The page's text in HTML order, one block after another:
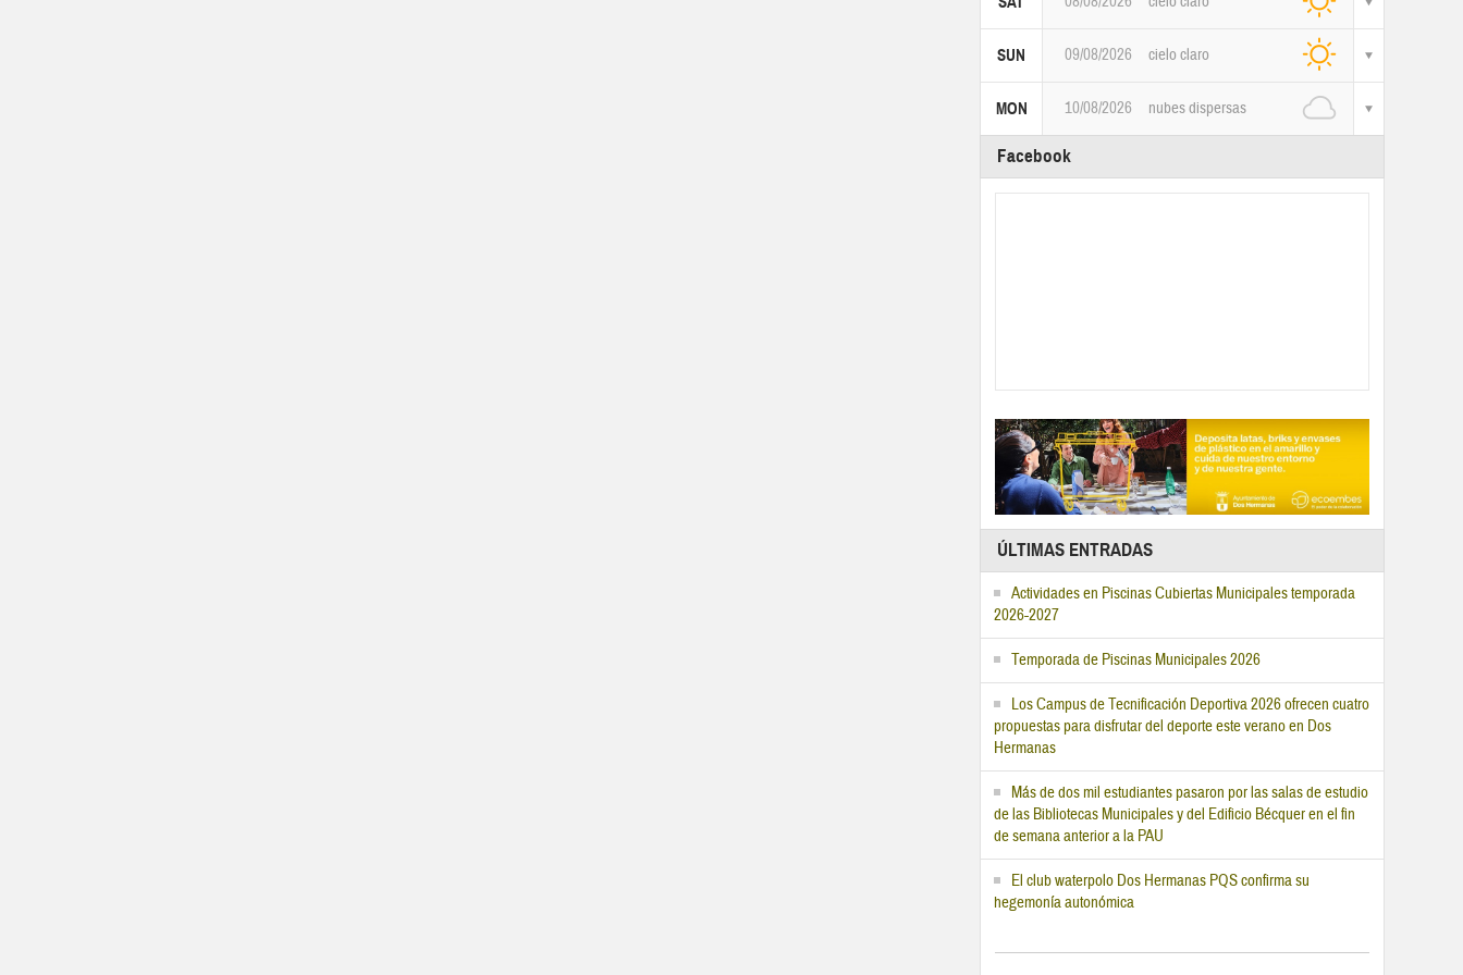
SUN 09/08/2026 cielo claro
MON 10/08/2026 nubes dispersas
Facebook
ÚLTIMAS ENTRADAS
Actividades en Piscinas Cubiertas Municipales temporada
2026-2027
Temporada de Piscinas Municipales 2026
Los Campus de Tecnificación Deportiva 2026 ofrecen cuatro
propuestas para disfrutar del deporte este verano en Dos
Hermanas
Más de dos mil estudiantes pasaron por las salas de estudio
de las Bibliotecas Municipales y del Edificio Bécquer en el fin
de semana anterior a la PAU
El club waterpolo Dos Hermanas PQS confirma su
hegemonía autonómica